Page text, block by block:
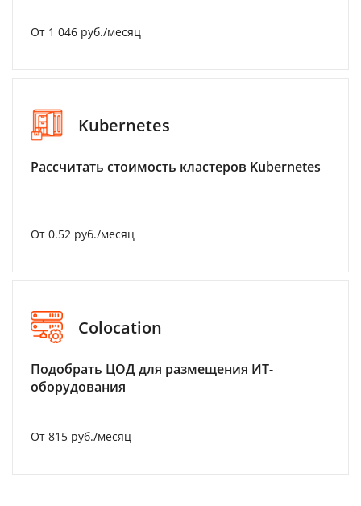
От 1 046 руб./месяц
Kubernetes
Рассчитать стоимость кластеров Kubernetes
От 0.52 руб./месяц
Colocation
Подобрать ЦОД для размещения ИТ-
оборудования
От 815 руб./месяц